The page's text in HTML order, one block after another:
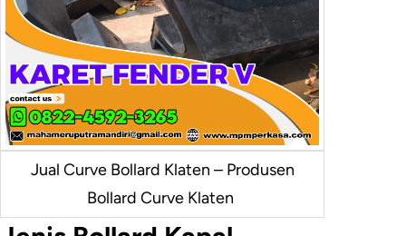
Jual Curve Bollard Klaten – Produsen
Bollard Curve Klaten